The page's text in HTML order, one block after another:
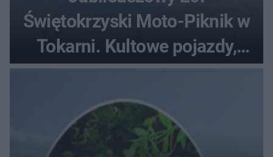
Świętokrzyski Moto-Piknik w
Tokarni. Kultowe pojazdy,
pokazy i muzyczna scena w
Muzeum Wsi Kieleckiej